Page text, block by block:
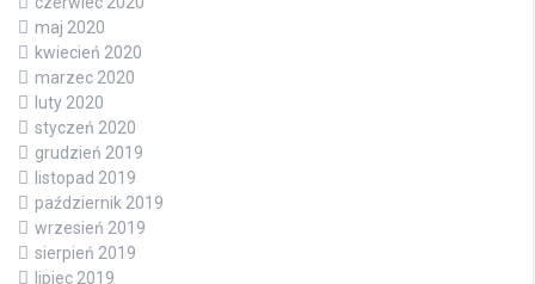
maj 2020
kwiecień 2020
marzec 2020
luty 2020
styczeń 2020
grudzień 2019
listopad 2019
październik 2019
wrzesień 2019
sierpień 2019
lipiec 2019